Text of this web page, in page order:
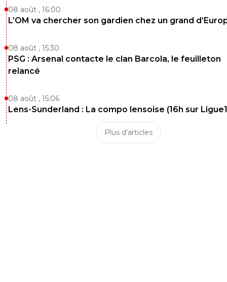
08 août , 16:00
L’OM va chercher son gardien chez un grand
08 août , 15:30
PSG : Arsenal contacte le clan Barcola, le feuilleton
relancé
08 août , 15:06
Lens-Sunderland : La compo lensoise (16h sur
Plus d'articles